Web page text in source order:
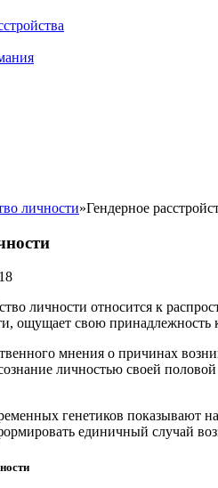
личности»Гендерное
личности относится к
ощущает свою принадлежность
мнения о причинах
личностью своей
генетиков показывают
единичный случай